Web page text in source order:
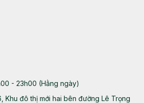
- 23h00 (Hằng ngày)
Khu đô thị mới hai bên đường Lê Trọng